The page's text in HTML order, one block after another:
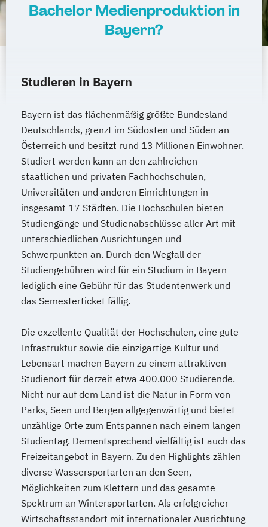
Strategic Communication & Leadership
Strategic Design (EN)
Tanz- und Bewegungstherapie (DE/EN)
User Experience (UX) and Data-Driven
Design (EN)
VR & Game Development (DE/EN)
Virtual Reality & Game Development -
Virtual & Mixed Reality / Game
Programming
Water Technology (EN)
Wirtschaftsingenieurwesen (DE/EN)
Wirtschaftsrecht World Music (EN)
Bachelor Medienproduktion in
Bayern?
Studieren in Bayern
Bayern ist das flächenmäßig größte Bundesland
Deutschlands, grenzt im Südosten und Süden an
Österreich und besitzt rund 13 Millionen Einwohner.
Studiert werden kann an den zahlreichen
staatlichen und privaten Fachhochschulen,
Universitäten und anderen Einrichtungen in
insgesamt 17 Städten. Die Hochschulen bieten
Studiengänge und Studienabschlüsse aller Art mit
unterschiedlichen Ausrichtungen und
Schwerpunkten an. Durch den Wegfall der
Studiengebühren wird für ein Studium in Bayern
lediglich eine Gebühr für das Studentenwerk und
das Semesterticket fällig.
Die exzellente Qualität der Hochschulen, eine gute
Infrastruktur sowie die einzigartige Kultur und
Lebensart machen Bayern zu einem attraktiven
Studienort für derzeit etwa 400.000 Studierende.
Nicht nur auf dem Land ist die Natur in Form von
Parks, Seen und Bergen allgegenwärtig und bietet
unzählige Orte zum Entspannen nach einem langen
Studientag. Dementsprechend vielfältig ist auch das
Freizeitangebot in Bayern. Zu den Highlights zählen
diverse Wassersportarten an den Seen,
Möglichkeiten zum Klettern und das gesamte
Spektrum an Wintersportarten. Als erfolgreicher
Wirtschaftsstandort mit internationaler Ausrichtung